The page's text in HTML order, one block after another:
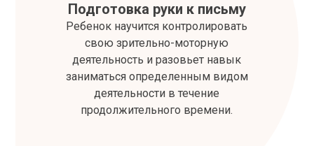
Подготовка руки к письму
Ребенок научится контролировать
свою зрительно-моторную
деятельность и разовьет навык
заниматься определенным видом
деятельности в течение
продолжительного времени.